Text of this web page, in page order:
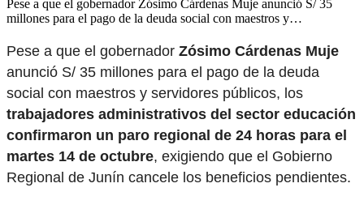
Pese a que el gobernador Zósimo Cárdenas Muje anunció S/ 35
millones para el pago de la deuda social con maestros y…
Pese a que el gobernador Zósimo Cárdenas Muje
anunció S/ 35 millones para el pago de la deuda
social con maestros y servidores públicos, los
trabajadores administrativos del sector educación
confirmaron un paro regional de 24 horas para el
martes 14 de octubre, exigiendo que el Gobierno
Regional de Junín cancele los beneficios pendientes.